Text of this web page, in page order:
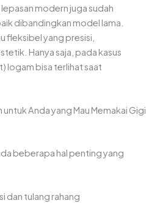
modern juga sudah
dibandingkan model lama.
fleksibel yang presisi,
Hanya saja, pada kasus
logam bisa terlihat saat
Anda yang Mau Memakai Gigi
beberapa hal penting yang
dan tulang rahang